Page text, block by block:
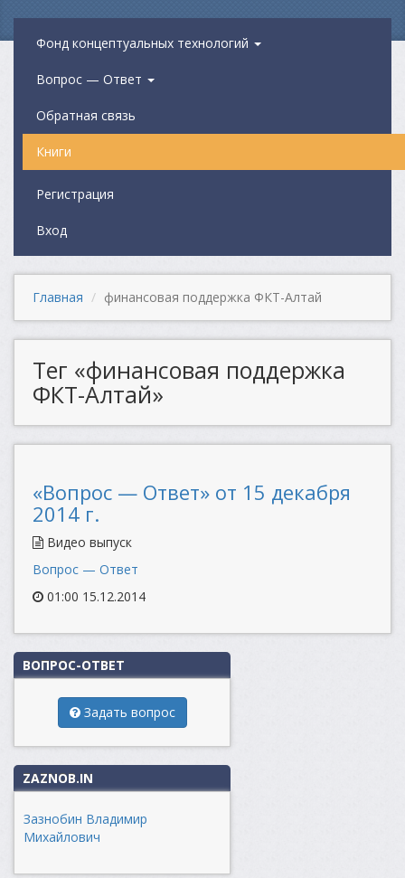
Фонд концептуальных технологий
Вопрос — Ответ
Обратная связь
Книги
Регистрация
Вход
Главная финансовая поддержка ФКТ-Алтай
Тег «финансовая поддержка
ФКТ-Алтай»
«Вопрос — Ответ» от 15 декабря
2014 г.
Видео выпуск
Вопрос — Ответ
01:00 15.12.2014
ВОПРОС-ОТВЕТ
Задать вопрос
ZAZNOB.IN
Зазнобин Владимир
Михайлович